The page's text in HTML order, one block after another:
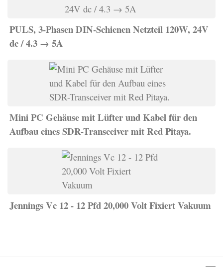
PULS, 3-Phasen DIN-Schienen Netzteil 120W, 24V
dc / 4.3 → 5A
Mini PC Gehäuse mit Lüfter und Kabel für den
Aufbau eines SDR-Transceiver mit Red Pitaya.
Jennings Vc 12 - 12 Pfd 20,000 Volt Fixiert Vakuum